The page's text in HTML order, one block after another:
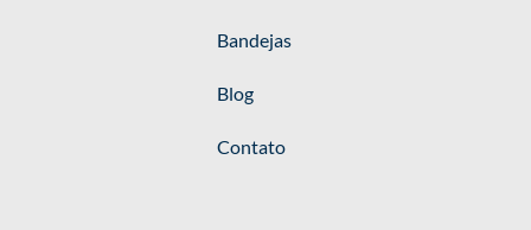
Bandejas
Blog
Contato